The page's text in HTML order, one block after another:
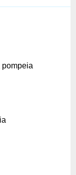
pompeia